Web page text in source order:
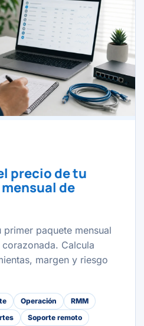
precio de tu
de
paquete mensual
Calcula
margen y riesgo
Operación
RMM
Soporte remoto